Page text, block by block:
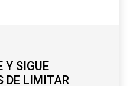
Y SIGUE
DE LIMITAR